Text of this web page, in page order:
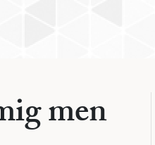
men